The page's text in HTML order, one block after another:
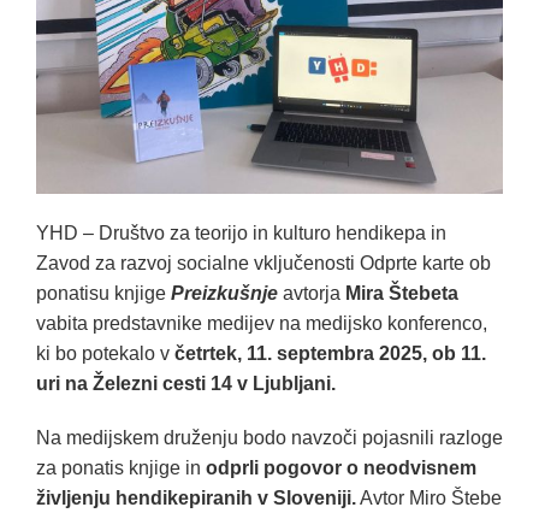
YHD – Društvo za teorijo in kulturo hendikepa in
Zavod za razvoj socialne vključenosti Odprte karte ob
ponatisu knjige Preizkušnjeavtorja Mira Štebeta
vabita predstavnike medijev na medijsko konferenco,
ki bo potekalo v četrtek, 11. septembra 2025, ob 11.
uri na Železni cesti 14 v Ljubljani.
Na medijskem druženju bodo navzoči pojasnili razloge
za ponatis knjige in odprli pogovor o neodvisnem
življenju hendikepiranih v Sloveniji.Avtor Miro Štebe